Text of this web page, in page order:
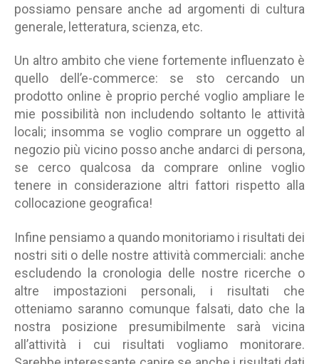
possiamo pensare anche ad argomenti di cultura
generale, letteratura, scienza, etc.
Un altro ambito che viene fortemente influenzato è
quello dell’e-commerce: se sto cercando un
prodotto online è proprio perché voglio ampliare le
mie possibilità non includendo soltanto le attività
locali; insomma se voglio comprare un oggetto al
negozio più vicino posso anche andarci di persona,
se cerco qualcosa da comprare online voglio
tenere in considerazione altri fattori rispetto alla
collocazione geografica!
Infine pensiamo a quando monitoriamo i risultati dei
nostri siti o delle nostre attività commerciali: anche
escludendo la cronologia delle nostre ricerche o
altre impostazioni personali, i risultati che
otteniamo saranno comunque falsati, dato che la
nostra posizione presumibilmente sarà vicina
all’attività i cui risultati vogliamo monitorare.